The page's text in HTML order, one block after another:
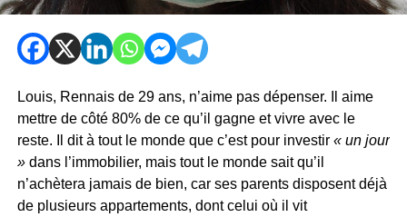
Louis, Rennais de 29 ans, n’aime pas dépenser. Il aime
mettre de côté 80% de ce qu’il gagne et vivre avec le
reste. Il dit à tout le monde que c’est pour investir« un jour
»dans l’immobilier, mais tout le monde sait qu’il
n’achètera jamais de bien, car ses parents disposent déjà
de plusieurs appartements, dont celui où il vit